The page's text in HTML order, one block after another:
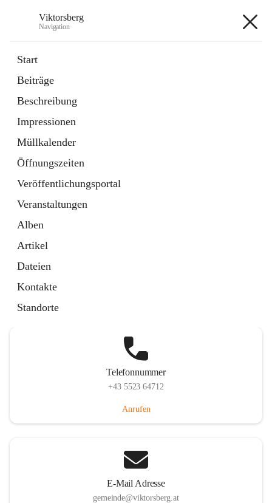
Viktorsberg
Navigation
Start
Beiträge
Beschreibung
Impressionen
Müllkalender
Öffnungszeiten
Veröffentlichungsportal
Veranstaltungen
Alben
Artikel
Dateien
Kontakte
Standorte
1 Schnellzugriff
Bürgerservice
10 Schnellzugriffe
Telefonnummer
+43 5523 64712
Anrufen
E-Mail Adresse
gemeinde@viktorsberg.at